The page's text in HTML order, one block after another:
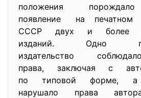
положения порождало
появление на печатном
СССР двух и более
изданий. Одно
издательство
права, заключая с
по типовой
нарушало права